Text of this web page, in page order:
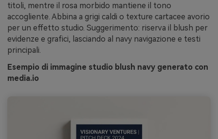
titoli, mentre il rosa morbido mantiene il tono
accogliente. Abbina a grigi caldi o texture cartacee avorio
per un effetto studio. Suggerimento: riserva il blush per
evidenze e grafici, lasciando al navy navigazione e testi
principali.
Esempio di immagine studio blush navy generato con
media.io